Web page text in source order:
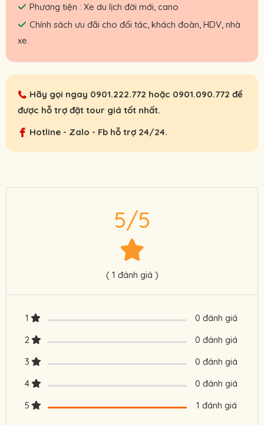
Phương tiện : Xe du lịch đời mới, cano
Chính sách ưu đãi cho đối tác, khách đoàn, HDV, nhà
xe.
Hãy gọi ngay 0901.222.772 hoặc 0901.090.772 để
được hỗ trợ đặt tour giá tốt nhất.
Hotline - Zalo - Fb hỗ trợ 24/24.
5/5
( 1 đánh giá )
1
0 đánh giá
2
0 đánh giá
3
0 đánh giá
4
0 đánh giá
5
1 đánh giá